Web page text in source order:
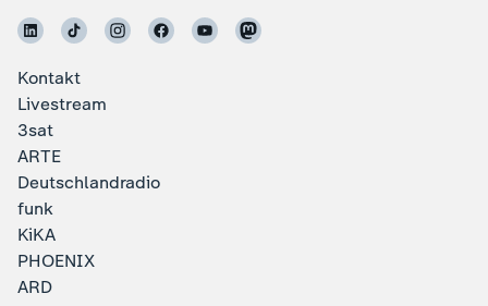
Kontakt
Livestream
3sat
ARTE
Deutschlandradio
funk
KiKA
PHOENIX
ARD